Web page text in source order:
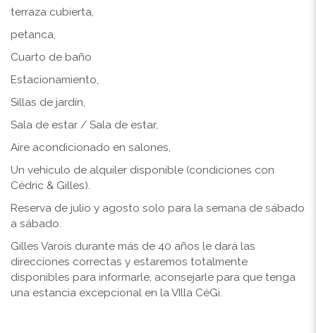
terraza cubierta,
petanca,
Cuarto de baño
Estacionamiento,
Sillas de jardín,
Sala de estar / Sala de estar,
Aire acondicionado en salones,
Un vehículo de alquiler disponible (condiciones con
Cédric & Gilles).
Reserva de julio y agosto solo para la semana de sábado
a sábado.
Gilles Varois durante más de 40 años le dará las
direcciones correctas y estaremos totalmente
disponibles para informarle, aconsejarle para que tenga
una estancia excepcional en la VIlla CéGi.